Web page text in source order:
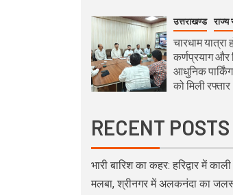
उत्तराखण्ड राज्य
चारधाम
कर्णप्रयाग और
आधुनिक
को मिली रफ्तार
RECENT POSTS
भारी बारिश का कहर: हरिद्वार में काली
मलबा, श्रीनगर में अलकनंदा का